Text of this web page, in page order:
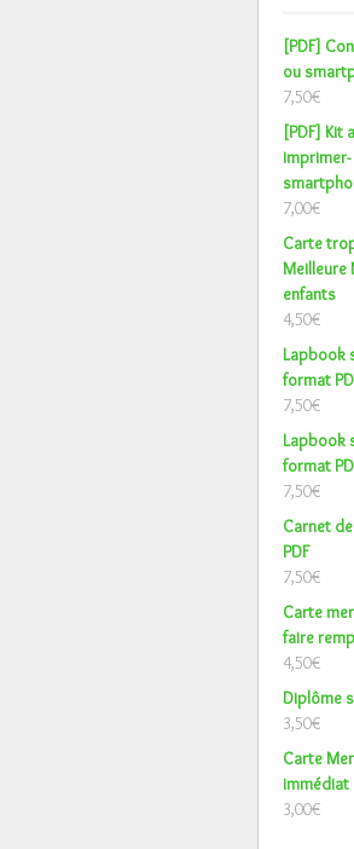
[PDF]
ou
7,50€
[PDF] Kit
7,00€
Carte
Meilleure
enfants
4,50€
Lapbook
format
7,50€
Lapbook
format
7,50€
Carnet
PDF
7,50€
Carte
faire
4,50€
Diplôme
3,50€
Carte
immédiat
3,00€